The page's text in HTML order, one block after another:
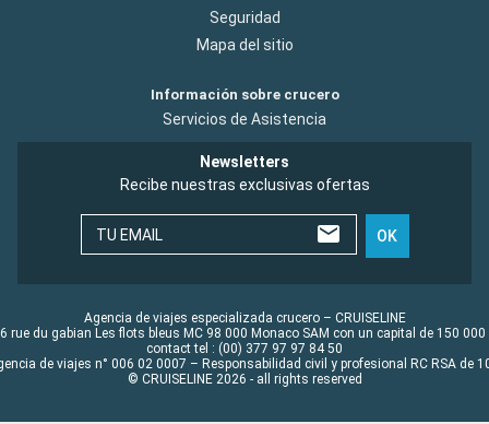
Seguridad
Mapa del sitio
Información sobre crucero
Servicios de Asistencia
Newsletters
Recibe nuestras exclusivas ofertas
TU EMAIL OK
Agencia de viajes especializada crucero – CRUISELINE
rue du gabian Les flots bleus MC 98 000 Monaco SAM con un capital de 150 000
contact tel : (00) 377 97 97 84 50
de viajes n° 006 02 0007 – Responsabilidad civil y profesional RC RSA de
© CRUISELINE 2026 - all rights reserved